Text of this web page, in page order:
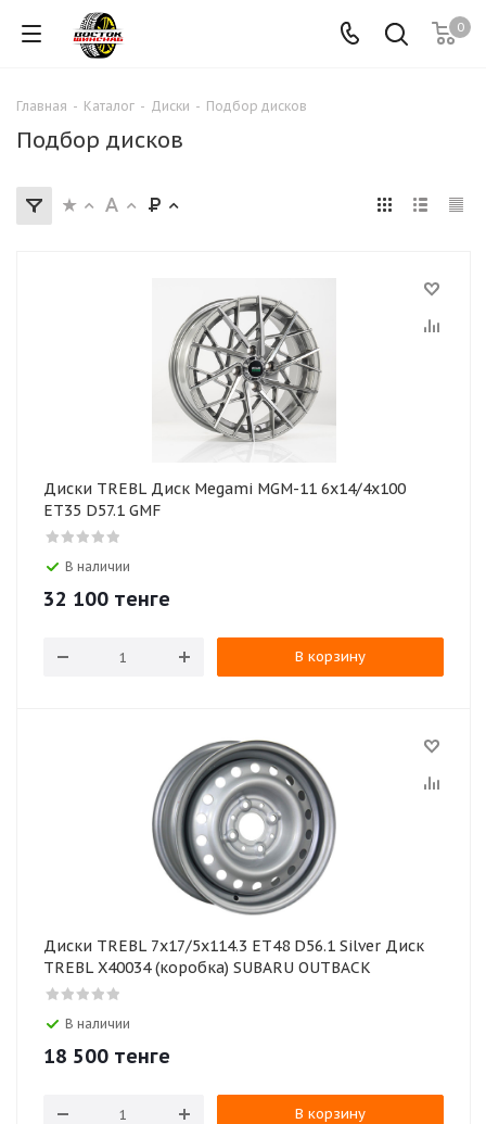
0
Главная - Каталог - Диски - Подбор дисков
Подбор дисков
Диски TREBL Диск Megami MGM-11 6x14/4x100
ET35 D57.1 GMF
В наличии
32 100 тенге
В корзину
Диски TREBL 7x17/5x114.3 ET48 D56.1 Silver Диск
TREBL X40034 (коробка) SUBARU OUTBACK
В наличии
18 500 тенге
В корзину